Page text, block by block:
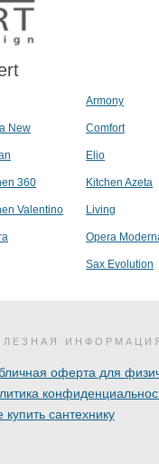
Armony
New Comfort
Elio
360 Kitchen Azeta
Valentino Living
Opera
Sax Evolution
оферта для
купить сантехнику